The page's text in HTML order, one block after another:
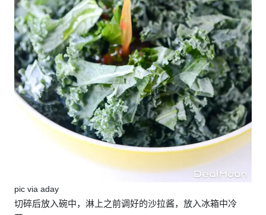
pic via aday
切碎后放入碗中，淋上之前调好的沙拉酱，放入冰箱中冷